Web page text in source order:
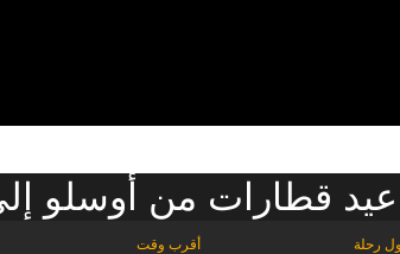
قطارات من أوسلو